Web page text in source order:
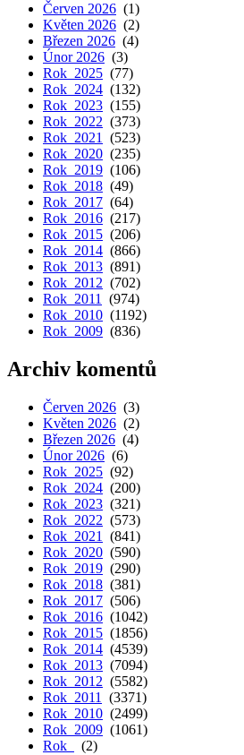
Červen 2026 (1)
Květen 2026 (2)
Březen 2026 (4)
Únor 2026 (3)
Rok 2025 (77)
Rok 2024 (132)
Rok 2023 (155)
Rok 2022 (373)
Rok 2021 (523)
Rok 2020 (235)
Rok 2019 (106)
Rok 2018 (49)
Rok 2017 (64)
Rok 2016 (217)
Rok 2015 (206)
Rok 2014 (866)
Rok 2013 (891)
Rok 2012 (702)
Rok 2011 (974)
Rok 2010 (1192)
Rok 2009 (836)
Archiv komentů
Červen 2026 (3)
Květen 2026 (2)
Březen 2026 (4)
Únor 2026 (6)
Rok 2025 (92)
Rok 2024 (200)
Rok 2023 (321)
Rok 2022 (573)
Rok 2021
(841)
Rok 2020 (590)
Rok 2019 (290)
Rok 2018 (381)
Rok 2017 (506)
Rok 2016 (1042)
Rok 2015 (1856)
Rok 2014 (4539)
Rok 2013 (7094)
Rok 2012 (5582)
Rok 2011
(3371)
Rok 2010 (2499)
Rok 2009 (1061)
Rok
(2)